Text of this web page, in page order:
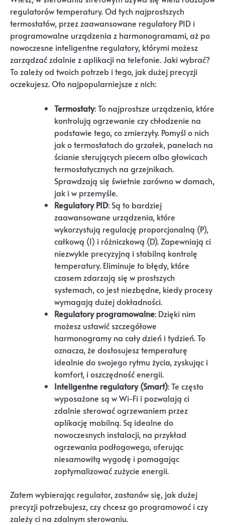
regulatorów temperatury. Od tych najprostszych
termostatów, przez zaawansowane regulatory PID i
programowalne urządzenia z harmonogramami, aż po
nowoczesne inteligentne regulatory, którymi możesz
zarządzać zdalnie z aplikacji na telefonie. Jaki wybrać?
To zależy od twoich potrzeb i tego, jak dużej precyzji
oczekujesz. Oto najpopularniejsze z nich:
Termostaty: To najprostsze urządzenia, które
kontrolują ogrzewanie czy chłodzenie na
podstawie tego, co zmierzyły. Pomyśl o nich
jak o termostatach do grzałek, panelach na
ścianie sterujących piecem albo głowicach
termostatycznych na grzejnikach.
Sprawdzają się świetnie zarówno w domach,
jak i w przemyśle.
Regulatory PID: Są to bardziej
zaawansowane urządzenia, które
wykorzystują regulację proporcjonalną (P),
całkową (I) i różniczkową (D). Zapewniają ci
niezwykle precyzyjną i stabilną kontrolę
temperatury. Eliminuje to błędy, które
czasem zdarzają się w prostszych
systemach, co jest niezbędne, kiedy procesy
wymagają dużej dokładności.
Regulatory programowalne: Dzięki nim
możesz ustawić szczegółowe
harmonogramy na cały dzień i tydzień. To
oznacza, że dostosujesz temperaturę
idealnie do swojego rytmu życia, zyskując i
komfort, i oszczędność energii.
Inteligentne regulatory (Smart): Te często
wyposażone są w Wi-Fi i pozwalają ci
zdalnie sterować ogrzewaniem przez
aplikację mobilną. Są idealne do
nowoczesnych instalacji, na przykład
ogrzewania podłogowego, oferując
niesamowitą wygodę i pomagając
zoptymalizować zużycie energii.
Zatem wybierając regulator, zastanów się, jak dużej
precyzji potrzebujesz, czy chcesz go programować i czy
zależy ci na zdalnym sterowaniu.